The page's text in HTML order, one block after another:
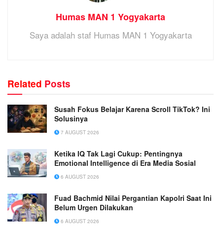
Humas MAN 1 Yogyakarta
Saya adalah staf Humas MAN 1 Yogyakarta
Related Posts
Susah Fokus Belajar Karena Scroll TikTok? Ini
Solusinya
7 AUGUST 2026
Ketika IQ Tak Lagi Cukup: Pentingnya
Emotional Intelligence di Era Media Sosial
6 AUGUST 2026
Fuad Bachmid Nilai Pergantian Kapolri Saat Ini
Belum Urgen Dilakukan
6 AUGUST 2026